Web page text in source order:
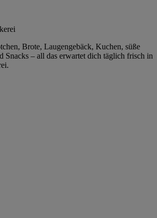
Brote, Laugengebäck, Kuchen, süße
Snacks – all das erwartet dich täglich frisch in